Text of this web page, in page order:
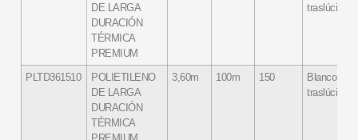
DE LARGA
DURACIÓN
TÉRMICA
PREMIUM
traslúcido
PLTD361510
POLIETILENO
DE LARGA
DURACIÓN
TÉRMICA
3,60m 100m 150
Blanco
traslúcido